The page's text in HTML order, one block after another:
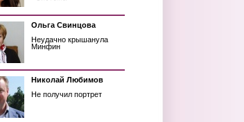
Ольга Свинцова
Неудачно крышанула
Минфин
Николай Любимов
Не получил портрет